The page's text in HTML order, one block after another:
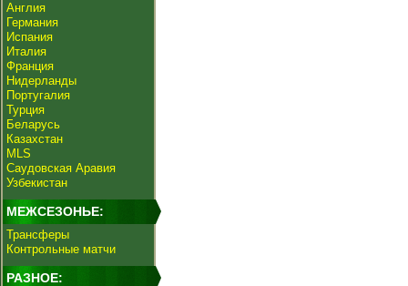
Англия
Германия
Испания
Италия
Франция
Нидерланды
Португалия
Турция
Беларусь
Казахстан
MLS
Саудовская Аравия
Узбекистан
МЕЖСЕЗОНЬЕ:
Трансферы
Контрольные матчи
РАЗНОЕ: